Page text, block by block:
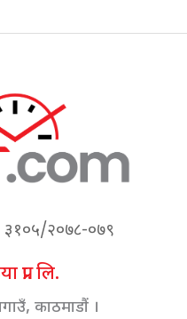
३१०५/२०७८-०७९
प्रा. लि.
काठमाडौं ।